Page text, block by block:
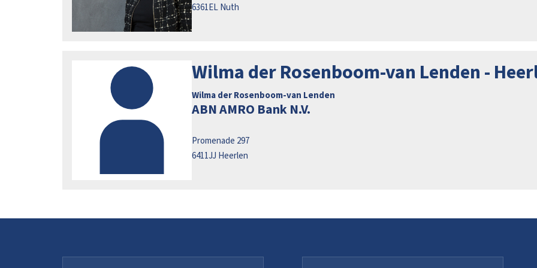
6361EL Nuth
Wilma der Rosenboom-van Lenden -
Wilma der Rosenboom-van Lenden
ABN AMRO Bank N.V.
Promenade 297
6411JJ Heerlen